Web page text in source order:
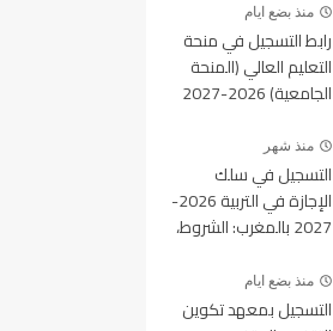
منذ بضع ايام
رابط التسجيل في منحة
التعليم العالي (المنحة
الجامعية) 2026-2027
منذ شهر
التسجيل في سلك
الإجازة في التربية 2026-
2027 بالمغرب: الشروط،
ورابط التسجيل
منذ بضع ايام
التسجيل بمعهد تكوين